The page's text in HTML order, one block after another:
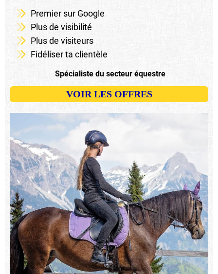
Premier sur Google
Plus de visibilité
Plus de visiteurs
Fidéliser ta clientèle
Spécialiste du secteur équestre
VOIR LES OFFRES